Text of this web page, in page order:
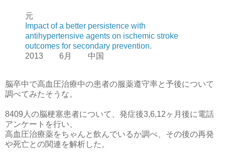
元
Impact of a better persistence with
antihypertensive agents on ischemic stroke
outcomes for secondary prevention.
2013 6月 中国
脳卒中で高血圧治療中の患者の服薬遵守率と予後について
調べてみたそうな。
8409人の脳梗塞患者について、発症後3,6,12ヶ月後に電話
アンケートを行い、
高血圧治療薬をちゃんと飲んでいるか調べ、その後の再発
や死亡との関連を解析した。